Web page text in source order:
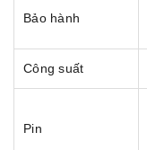
Bảo hành
Công suất
Pin